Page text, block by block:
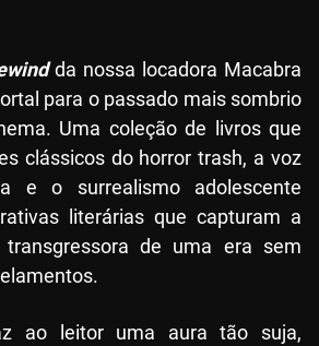
da nossa locadora Macabra
para o passado mais sombrio
Uma coleção de livros que
clássicos do horror trash, a voz
e o surrealismo adolescente
literárias que capturam a
de uma era sem
ao leitor uma aura tão suja,